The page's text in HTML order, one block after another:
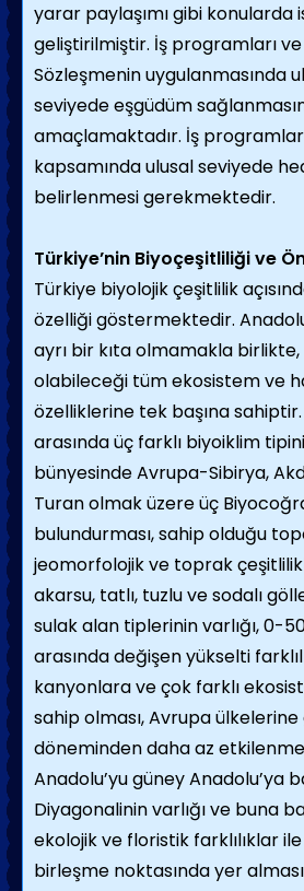
yarar paylaşımı gibi konularda
geliştirilmiştir. İş programları
Sözleşmenin uygulanmasında
seviyede eşgüdüm
amaçlamaktadır. İş
kapsamında ulusal seviyede
belirlenmesi gerekmektedir.
Türkiye’nin Biyoçeşitliliği ve
Türkiye biyolojik çeşitlilik
özelliği göstermektedir.
ayrı bir kıta olmamakla birlikte,
olabileceği tüm ekosistem ve
özelliklerine tek başına
arasında üç farklı biyoiklim
bünyesinde Avrupa-Sibirya,
Turan olmak üzere üç
bulundurması, sahip olduğu
jeomorfolojik ve toprak
akarsu, tatlı, tuzlu ve sodalı
sulak alan tiplerinin varlığı, 0-
arasında değişen yükselti
kanyonlara ve çok farklı
sahip olması, Avrupa
döneminden daha az
Anadolu’yu güney Anadolu’ya
Diyagonalinin varlığı ve buna
ekolojik ve floristik farklılıklar ile
birleşme noktasında yer